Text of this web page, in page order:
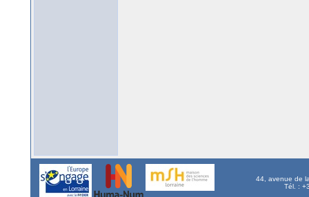
44, avenue de
Tél. :